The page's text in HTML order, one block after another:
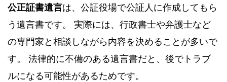
公正証書遺言は、公証役場で公証人に作成してもら
う遺言書です。 実際には、行政書士や弁護士など
の専門家と相談しながら内容を決めることが多いで
す。 法律的に不備のある遺言書だと、後でトラブ
ルになる可能性があるためです。